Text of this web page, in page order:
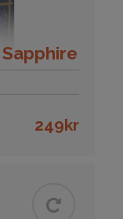
Sapphire
249kr